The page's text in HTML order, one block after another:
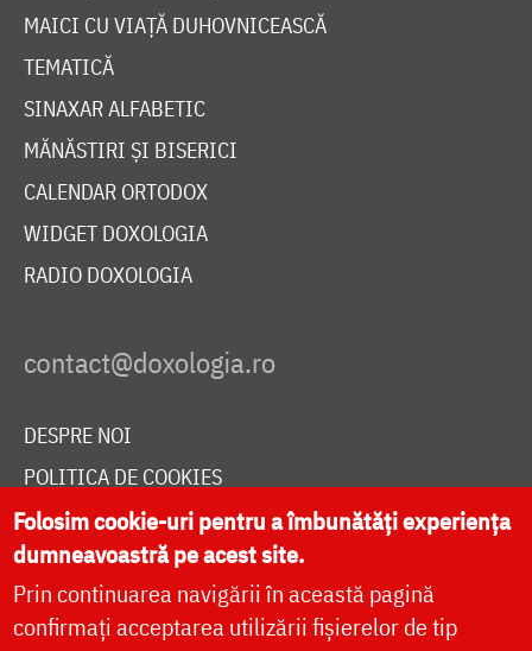
MAICI CU VIAȚĂ DUHOVNICEASCĂ
TEMATICĂ
SINAXAR ALFABETIC
MĂNĂSTIRI ȘI BISERICI
CALENDAR ORTODOX
WIDGET DOXOLOGIA
RADIO DOXOLOGIA
DESPRE NOI
POLITICA DE COOKIES
DONEAZĂ ONLINE PENTRU CATEDRALA NAȚIONALĂ
LIVE
Folosim cookie-uri pentru a îmbunătăți experiența
dumneavoastră pe acest site.
Prin continuarea navigării în această pagină
confirmați acceptarea utilizării fișierelor de tip